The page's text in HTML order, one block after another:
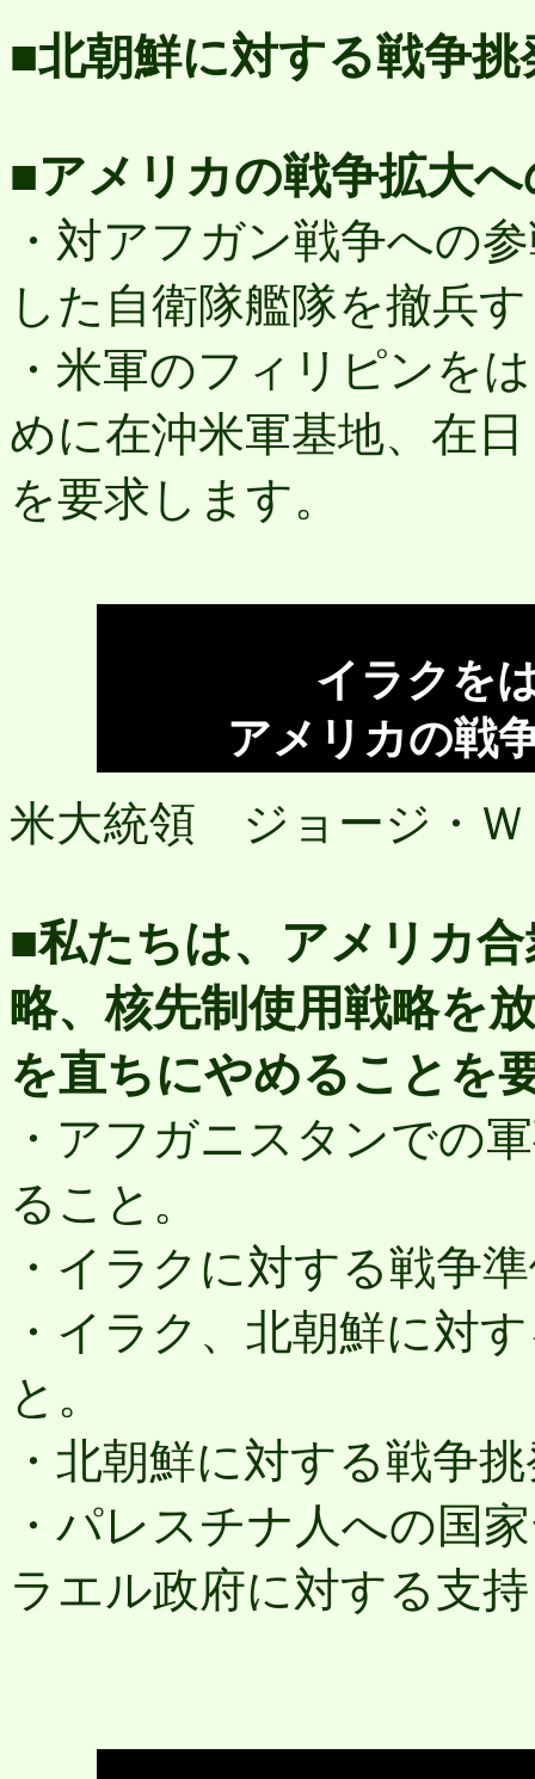
■北朝鮮に対する戦争
■アメリカの戦争拡大
・対アフガン戦争への
した自衛隊艦隊を撤兵
・米軍のフィリピンを
めに在沖米軍基地、在
を要求します。
イラクを
アメリカの戦
米大統領 ジョージ・
■私たちは、アメリカ
略、核先制使用戦略を
を直ちにやめることを
・アフガニスタンでの
ること。
・イラクに対する戦争
・イラク、北朝鮮に対
と。
・北朝鮮に対する戦争
・パレスチナ人への国
ラエル政府に対する支